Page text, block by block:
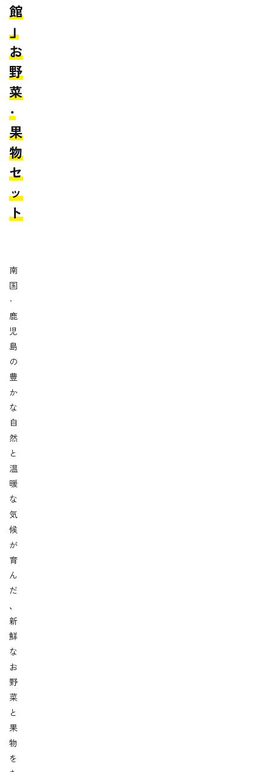
館
」
お
野
菜
・
果
物
セ
ッ
ト
南
国
・
鹿
児
島
の
豊
か
な
自
然
と
温
暖
な
気
候
が
育
ん
だ
、
新
鮮
な
お
野
菜
と
果
物
を